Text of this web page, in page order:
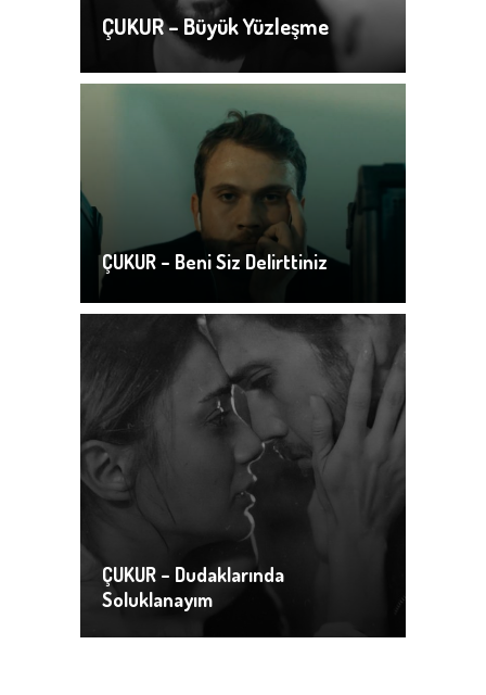
ÇUKUR – Büyük Yüzleşme
ÇUKUR – Beni Siz Delirttiniz
ÇUKUR – Dudaklarında
Soluklanayım